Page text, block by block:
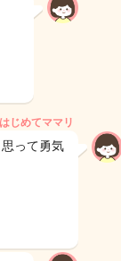
はじめてママリ
って勇気